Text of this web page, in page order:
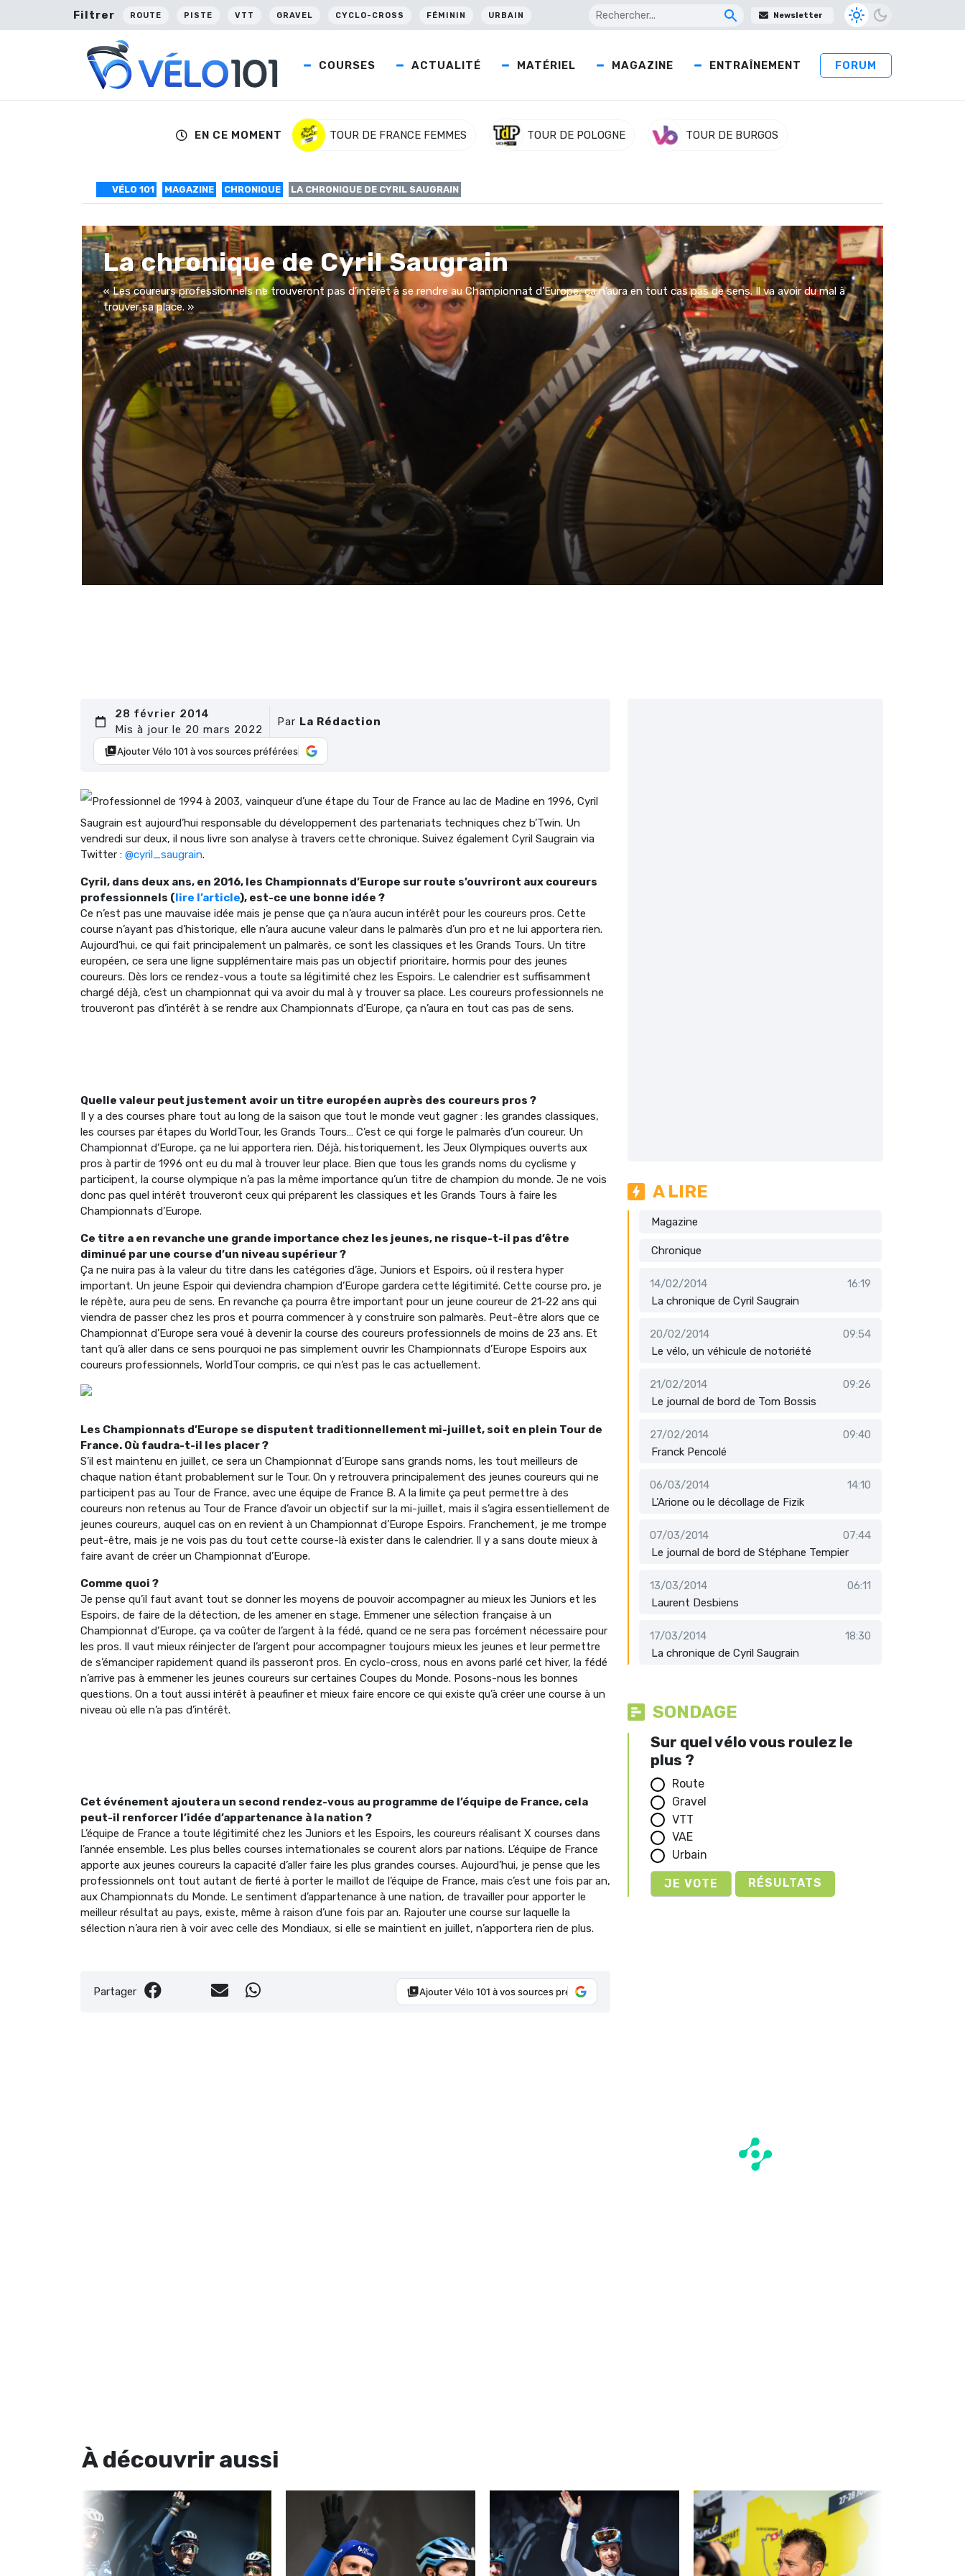
Filtrer ROUTE PISTE VTT GRAVEL CYCLO-CROSS FÉMININ URBAIN Newsletter
COURSES ACTUALITÉ MATÉRIEL MAGAZINE ENTRAÎNEMENT FORUM
EN CE MOMENT TOUR DE FRANCE FEMMES TOUR DE POLOGNE TOUR DE BURGOS
VÉLO 101 MAGAZINE CHRONIQUE LA CHRONIQUE DE CYRIL SAUGRAIN
La chronique de Cyril Saugrain
« Les coureurs professionnels ne trouveront pas d’intérêt à se rendre au Championnat d’Europe, ça n’aura en tout cas pas de sens. Il va avoir du mal à
trouver sa place. »
28 février 2014
Mis à jour le 20 mars 2022
Par La Rédaction
Ajouter Vélo 101 à vos sources préférées
Professionnel de 1994 à 2003, vainqueur d’une étape du Tour de France au lac de Madine en 1996, Cyril
Saugrain est aujourd’hui responsable du développement des partenariats techniques chez b’Twin. Un
vendredi sur deux, il nous livre son analyse à travers cette chronique. Suivez également Cyril Saugrain via
Twitter : @cyril_saugrain.
Cyril, dans deux ans, en 2016, les Championnats d’Europe sur route s’ouvriront aux coureurs
professionnels ( lire l’article), est-ce une bonne idée ?
Ce n’est pas une mauvaise idée mais je pense que ça n’aura aucun intérêt pour les coureurs pros. Cette
course n’ayant pas d’historique, elle n’aura aucune valeur dans le palmarès d’un pro et ne lui apportera rien.
Aujourd’hui, ce qui fait principalement un palmarès, ce sont les classiques et les Grands Tours. Un titre
européen, ce sera une ligne supplémentaire mais pas un objectif prioritaire, hormis pour des jeunes
coureurs. Dès lors ce rendez-vous a toute sa légitimité chez les Espoirs. Le calendrier est suffisamment
chargé déjà, c’est un championnat qui va avoir du mal à y trouver sa place. Les coureurs professionnels ne
trouveront pas d’intérêt à se rendre aux Championnats d’Europe, ça n’aura en tout cas pas de sens.
Quelle valeur peut justement avoir un titre européen auprès des coureurs pros ?
Il y a des courses phare tout au long de la saison que tout le monde veut gagner : les grandes classiques,
les courses par étapes du WorldTour, les Grands Tours… C’est ce qui forge le palmarès d’un coureur. Un
Championnat d’Europe, ça ne lui apportera rien. Déjà, historiquement, les Jeux Olympiques ouverts aux
pros à partir de 1996 ont eu du mal à trouver leur place. Bien que tous les grands noms du cyclisme y
participent, la course olympique n’a pas la même importance qu’un titre de champion du monde. Je ne vois
donc pas quel intérêt trouveront ceux qui préparent les classiques et les Grands Tours à faire les
Championnats d’Europe.
Ce titre a en revanche une grande importance chez les jeunes, ne risque-t-il pas d’être
diminué par une course d’un niveau supérieur ?
Ça ne nuira pas à la valeur du titre dans les catégories d’âge, Juniors et Espoirs, où il restera hyper
important. Un jeune Espoir qui deviendra champion d’Europe gardera cette légitimité. Cette course pro, je
le répète, aura peu de sens. En revanche ça pourra être important pour un jeune coureur de 21-22 ans qui
viendra de passer chez les pros et pourra commencer à y construire son palmarès. Peut-être alors que ce
Championnat d’Europe sera voué à devenir la course des coureurs professionnels de moins de 23 ans. Et
tant qu’à aller dans ce sens pourquoi ne pas simplement ouvrir les Championnats d’Europe Espoirs aux
coureurs professionnels, WorldTour compris, ce qui n’est pas le cas actuellement.
Les Championnats d’Europe se disputent traditionnellement mi-juillet, soit en plein Tour de
France. Où faudra-t-il les placer ?
S’il est maintenu en juillet, ce sera un Championnat d’Europe sans grands noms, les tout meilleurs de
chaque nation étant probablement sur le Tour. On y retrouvera principalement des jeunes coureurs qui ne
participent pas au Tour de France, avec une équipe de France B. A la limite ça peut permettre à des
coureurs non retenus au Tour de France d’avoir un objectif sur la mi-juillet, mais il s’agira essentiellement de
jeunes coureurs, auquel cas on en revient à un Championnat d’Europe Espoirs. Franchement, je me trompe
peut-être, mais je ne vois pas du tout cette course-là exister dans le calendrier. Il y a sans doute mieux à
faire avant de créer un Championnat d’Europe.
Comme quoi ?
Je pense qu’il faut avant tout se donner les moyens de pouvoir accompagner au mieux les Juniors et les
Espoirs, de faire de la détection, de les amener en stage. Emmener une sélection française à un
Championnat d’Europe, ça va coûter de l’argent à la fédé, quand ce ne sera pas forcément nécessaire pour
les pros. Il vaut mieux réinjecter de l’argent pour accompagner toujours mieux les jeunes et leur permettre
de s’émanciper rapidement quand ils passeront pros. En cyclo-cross, nous en avons parlé cet hiver, la fédé
n’arrive pas à emmener les jeunes coureurs sur certaines Coupes du Monde. Posons-nous les bonnes
questions. On a tout aussi intérêt à peaufiner et mieux faire encore ce qui existe qu’à créer une course à un
niveau où elle n’a pas d’intérêt.
Cet événement ajoutera un second rendez-vous au programme de l’équipe de France, cela
peut-il renforcer l’idée d’appartenance à la nation ?
L’équipe de France a toute légitimité chez les Juniors et les Espoirs, les coureurs réalisant X courses dans
l’année ensemble. Les plus belles courses internationales se courent alors par nations. L’équipe de France
apporte aux jeunes coureurs la capacité d’aller faire les plus grandes courses. Aujourd’hui, je pense que les
professionnels ont tout autant de fierté à porter le maillot de l’équipe de France, mais c’est une fois par an,
aux Championnats du Monde. Le sentiment d’appartenance à une nation, de travailler pour apporter le
meilleur résultat au pays, existe, même à raison d’une fois par an. Rajouter une course sur laquelle la
sélection n’aura rien à voir avec celle des Mondiaux, si elle se maintient en juillet, n’apportera rien de plus.
Partager Ajouter Vélo 101 à vos sources préférées
A LIRE
Magazine
Chronique
14/02/2014
16:19
La chronique de Cyril Saugrain
20/02/2014
09:54
Le vélo, un véhicule de notoriété
21/02/2014
09:26
Le journal de bord de Tom Bossis
27/02/2014
09:40
Franck Pencolé
06/03/2014
14:10
L’Arione ou le décollage de Fizik
07/03/2014
07:44
Le journal de bord de Stéphane Tempier
13/03/2014
06:11
Laurent Desbiens
17/03/2014
18:30
La chronique de Cyril Saugrain
SONDAGE
Sur quel vélo vous roulez le
plus ?
Route
Gravel
VTT
VAE
Urbain
RÉSULTATS
À découvriraussi